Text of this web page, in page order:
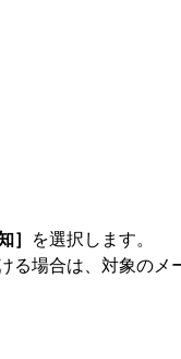
］
を選択します。
場合は、対象のメ